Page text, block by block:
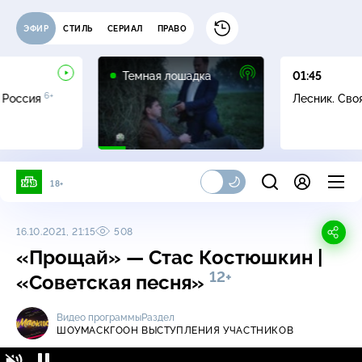
ЭФИР СТИЛЬ СЕРИАЛ ПРАВО
Россия6+
Темная лошадка
16+
01:45
Лесник.
18+
16.10.2021, 21:15 508
«Прощай» — Стас Костюшкин |
«Советская песня» 12+
Видео программы
ШОУМАСКГООН
Раздел
ВЫСТУПЛЕНИЯ УЧАСТНИКОВ